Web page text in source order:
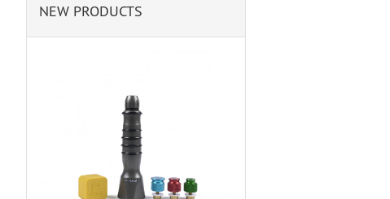
NEW PRODUCTS